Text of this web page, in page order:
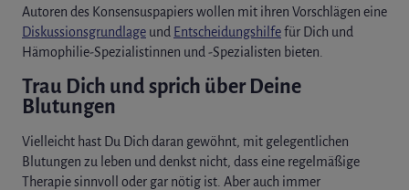
Autoren des Konsensuspapiers wollen mit ihren Vorschlägen eine
Diskussionsgrundlage und Entscheidungshilfefür Dich und
Hämophilie-Spezialistinnen und -Spezialisten bieten.
Trau Dich und sprich über Deine
Blutungen
Vielleicht hast Du Dich daran gewöhnt, mit gelegentlichen
Blutungen zu leben und denkst nicht, dass eine regelmäßige
Therapie sinnvoll oder gar nötig ist. Aber auch immer